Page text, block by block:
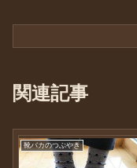
関連記事
靴バカのつぶやき